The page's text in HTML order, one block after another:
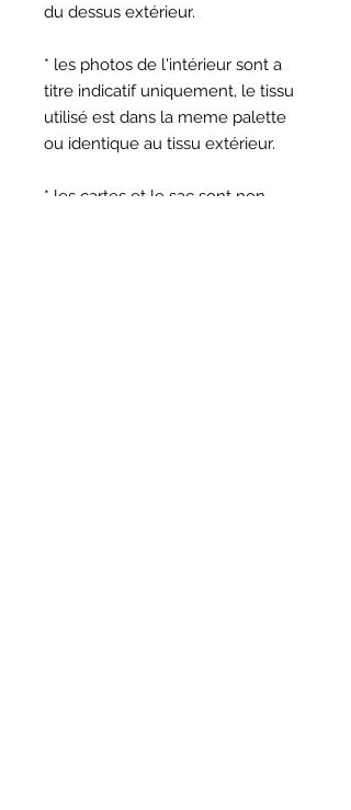
du dessus extérieur.
* les photos de l'intérieur sont a
titre indicatif uniquement, le tissu
utilisé est dans la meme palette
ou identique au tissu extérieur.
* les cartes et le sac sont non